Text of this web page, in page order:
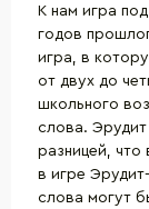
К нам игра
годов
игра, в
от двух до
школьного
слова.
разницей, что
в игре
слова могут